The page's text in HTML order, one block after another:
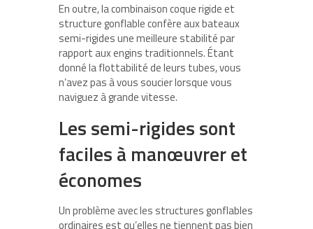
En outre, la combinaison coque rigide et
structure gonflable confère aux bateaux
semi-rigides une meilleure stabilité par
rapport aux engins traditionnels. Étant
donné la flottabilité de leurs tubes, vous
n’avez pas à vous soucier lorsque vous
naviguez à grande vitesse.
Les semi-rigides sont
faciles à manœuvrer et
économes
Un problème avec les structures gonflables
ordinaires est qu’elles ne tiennent pas bien